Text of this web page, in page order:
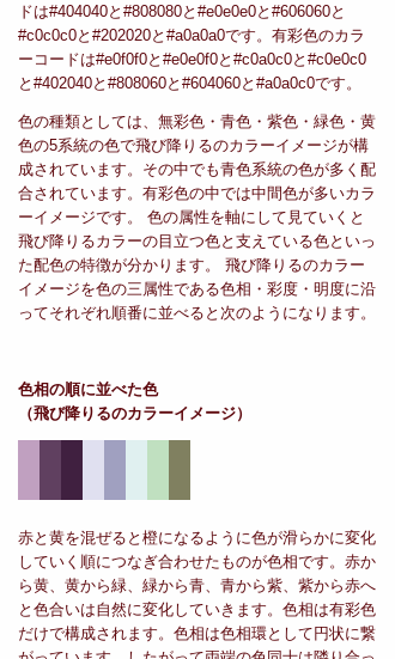
ドは#404040と#808080と#e0e0e0と#606060と
#c0c0c0と#202020と#a0a0a0です。有彩色のカラ
ーコードは#e0f0f0と#e0e0f0と#c0a0c0と#c0e0c0
と#402040と#808060と#604060と#a0a0c0です。
色の種類としては、無彩色・青色・紫色・緑色・黄
色の5系統の色で飛び降りるのカラーイメージが構
成されています。その中でも青色系統の色が多く配
合されています。有彩色の中では中間色が多いカラ
ーイメージです。 色の属性を軸にして見ていくと
飛び降りるカラーの目立つ色と支えている色といっ
た配色の特徴が分かります。 飛び降りるのカラー
イメージを色の三属性である色相・彩度・明度に沿
ってそれぞれ順番に並べると次のようになります。
色相の順に並べた色
（飛び降りるのカラーイメージ）
赤と黄を混ぜると橙になるように色が滑らかに変化
していく順につなぎ合わせたものが色相です。赤か
ら黄、黄から緑、緑から青、青から紫、紫から赤へ
と色合いは自然に変化していきます。色相は有彩色
だけで構成されます。色相は色相環として円状に繋